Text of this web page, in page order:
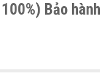
100%) Bảo